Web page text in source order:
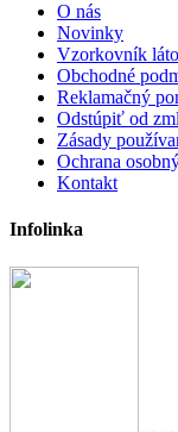
O nás
Novinky
Vzorkovník
Obchodné
Reklamačný
Odstúpiť od
Zásady
Ochrana
Kontakt
Infolinka